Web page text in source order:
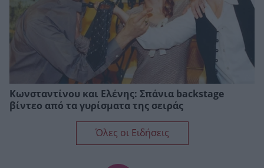
Κωνσταντίνου και Ελένης: Σπάνια backstage
βίντεο από τα γυρίσματα της σειράς
Όλες οι Ειδήσεις